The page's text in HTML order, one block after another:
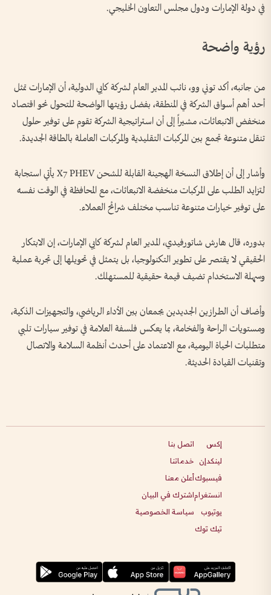
في دولة الإمارات ودول مجلس التعاون الخليجي.
رؤية واضحة
من جانبه، أكد توني وو، نائب المدير العام لشركة كايي الدولية، أن الإمارات تمثل
أحد أهم أسواق الشركة في المنطقة، بفضل رؤيتها الواضحة للتحول نحو اقتصاد
منخفض الانبعاثات، مشيراً إلى أن استراتيجية الشركة تقوم على توفير حلول
تنقل متنوعة تجمع بين المركبات التقليدية والمركبات العاملة بالطاقة الجديدة.
وأشار إلى أن إطلاق النسخة الهجينة القابلة للشحن X7 PHEV يأتي استجابة
لتزايد الطلب على المركبات منخفضة الانبعاثات، مع المحافظة في الوقت نفسه
على توفير خيارات متنوعة تناسب مختلف شرائح العملاء.
بدوره، قال هارش شاتورفيدي، المدير العام لشركة كايي الإمارات، إن الابتكار
الحقيقي لا يقتصر على تطوير التكنولوجيا، بل يتمثل في تحويلها إلى تجربة عملية
وسهلة الاستخدام تضيف قيمة حقيقية للمستهلك.
وأضاف أن الطرازين الجديدين يجمعان بين الأداء الرياضي، والتجهيزات الذكية،
ومستويات الراحة والفخامة، بما يعكس فلسفة العلامة في توفير سيارات تلبي
متطلبات الحياة اليومية، مع الاعتماد على أحدث أنظمة السلامة والاتصال
وتقنيات القيادة الحديثة.
إكس
لينكدإن
فيسبوك
انستغرام
يوتيوب
تيك توك
اتصل بنا
خدماتنا
أعلن معنا
اشترك في البيان
سياسة الخصوصية